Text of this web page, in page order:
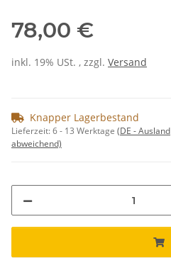
78,00 €
inkl. 19% USt. , zzgl. Versand
Knapper Lagerbestand
Lieferzeit:6 - 13 Werktage (DE - Ausland
abweichend)